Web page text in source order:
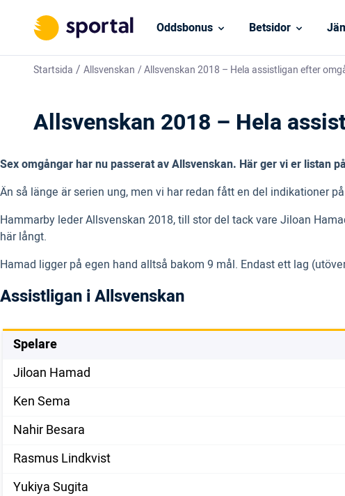
Oddsbonus Betsidor
Startsida / Allsvenskan /Allsvenskan 2018 – Hela assistligan efter
Allsvenskan 2018 – Hela
Sex omgångar har nu passerat av Allsvenskan. Här ger vi er listan
Än så länge är serien ung, men vi har redan fått en del indikationer
Hammarby leder Allsvenskan 2018, till stor del tack vare Jiloan
här långt.
Hamad ligger på egen hand alltså bakom 9 mål. Endast ett lag
Assistligan i Allsvenskan
Spelare
Jiloan Hamad
Ken Sema
Nahir Besara
Rasmus Lindkvist
Yukiya Sugita